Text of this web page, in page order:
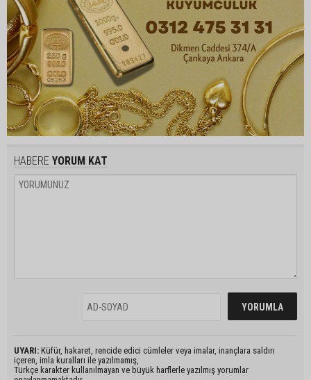
HABERE YORUM KAT
UYARI: Küfür, hakaret, rencide edici cümleler veya imalar, inançlara saldırı
içeren, imla kuralları ile yazılmamış,
Türkçe karakter kullanılmayan ve büyük harflerle yazılmış yorumlar